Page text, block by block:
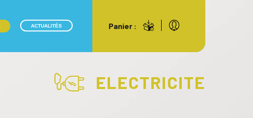
ACTUALITÉS Panier :
ELECTRICITE